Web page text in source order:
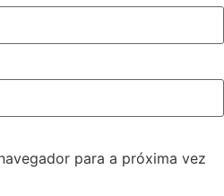
para a próxima vez